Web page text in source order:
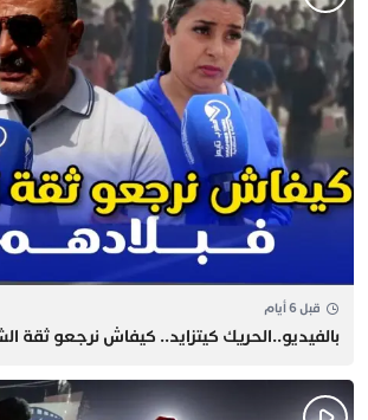
قبل 6 أيام
بالفيديو..الحريك كيتزايد.. كيفاش نرجعو ثقة